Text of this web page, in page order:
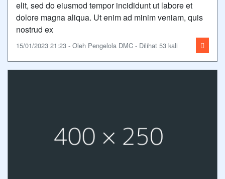
elit, sed do eiusmod tempor incididunt ut labore et
dolore magna aliqua. Ut enim ad minim veniam, quis
nostrud ex
15/01/2023 21:23 - Oleh Pengelola DMC - Dilihat 53 kali